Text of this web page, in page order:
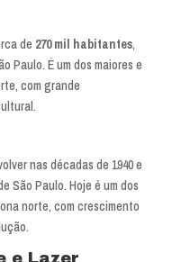
de 270 mil habitantes,
Paulo. É um dos maiores e
com grande
nas décadas de 1940 e
São Paulo. Hoje é um dos
norte, com crescimento
e Lazer